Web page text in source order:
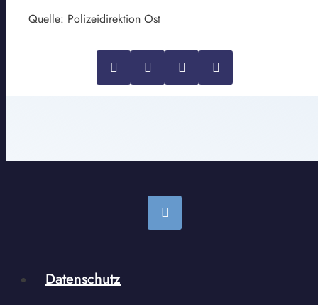
Quelle: Polizeidirektion Ost
Datenschutz